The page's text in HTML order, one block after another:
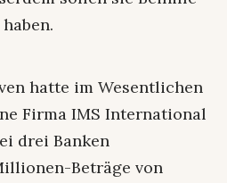
hatte im Wesentlichen
Firma IMS International
drei Banken
Beträge von